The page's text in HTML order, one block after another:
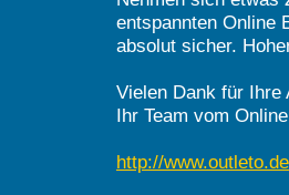
entspannten Online
absolut sicher.
Vielen Dank für Ihre
Ihr Team vom
http://www.outleto.de